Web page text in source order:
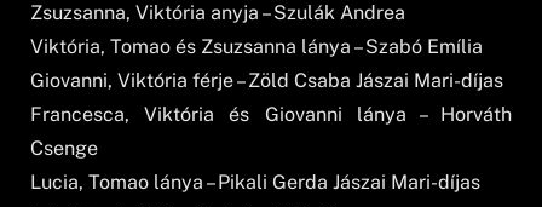
Zsuzsanna, Viktória anyja – Szulák Andrea
Viktória, Tomao és Zsuzsanna lánya – Szabó Emília
Giovanni, Viktória férje – Zöld Csaba Jászai Mari-díjas
Francesca, Viktória és Giovanni lánya – Horváth
Csenge
Lucia, Tomao lánya – Pikali Gerda Jászai Mari-díjas